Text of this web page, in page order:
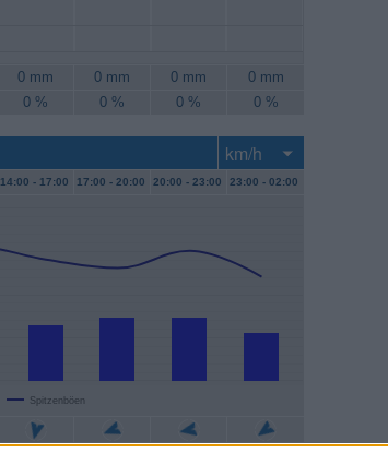
0 mm 0 mm 0 mm
0 mm
0 % 0 % 0 % 0 %
14:00 - 17:00 17:00 - 20:00 20:00 - 23:00 23:00 - 02:00
Spitzenböen